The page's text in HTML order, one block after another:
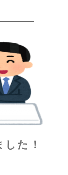
た！